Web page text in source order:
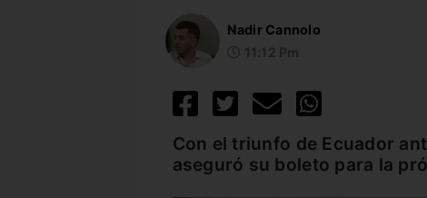
Nadir Cannolo
Con el triunfo de Ecuador
aseguró su boleto para la